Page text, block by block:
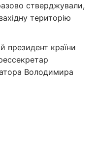
стверджували,
територію
президент країни
Володимира